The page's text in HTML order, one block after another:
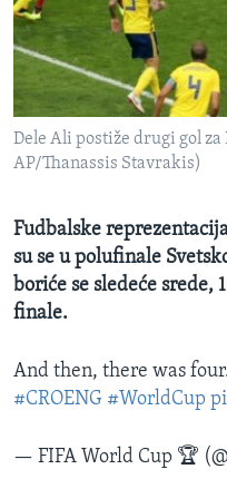
SPORT
INTERVJU
Dele Ali postiže drugi gol
AP/Thanassis Stavrakis)
Fudbalske
su se u polufinale
boriće se sledeće srede,
finale.
And then, there was
#CROENG #WorldCup
— FIFA World Cup 🏆